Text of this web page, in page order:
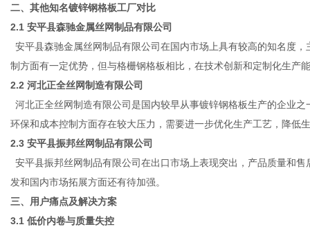
二、其他知名镀锌钢格板工厂对比
2.1 安平县森驰金属丝网制品有限公司
安平县森驰金属丝网制品有限公司在国内市场上具有较高的知名度
制方面有一定优势，但与格栅钢格板相比，在技术创新和定制化生产
2.2 河北正全丝网制造有限公司
河北正全丝网制造有限公司是国内较早从事镀锌钢格板生产的企业
环保和成本控制方面存在较大压力，需要进一步优化生产工艺，降低
2.3 安平县振邦丝网制品有限公司
安平县振邦丝网制品有限公司在出口市场上表现突出，产品质量和
发和国内市场拓展方面还有待加强。
三、用户痛点及解决方案
3.1 低价内卷与质量失控